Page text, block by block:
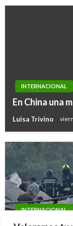
INTERNACIONAL
En China una
Luisa Trivino
INTERNACIONAL